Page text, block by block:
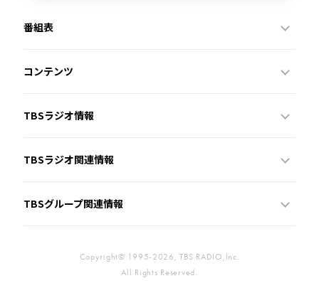
番組表
コンテンツ
TBSラジオ情報
TBSラジオ関連情報
TBSグループ関連情報
Copyright© 1995-2026, TBS RADIO,Inc.
All Rights Reserved.